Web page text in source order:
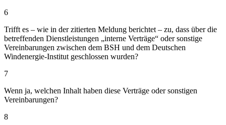
6
Trifft es – wie in der zitierten Meldung berichtet – zu, dass über die
betreffenden Dienstleistungen „interne Verträge“ oder sonstige
Vereinbarungen zwischen dem BSH und dem Deutschen
Windenergie-Institut geschlossen wurden?
7
Wenn ja, welchen Inhalt haben diese Verträge oder sonstigen
Vereinbarungen?
8